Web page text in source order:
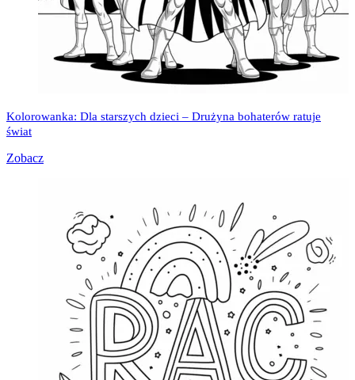
Kolorowanka: Dla starszych dzieci – Drużyna bohaterów ratuje
świat
Zobacz